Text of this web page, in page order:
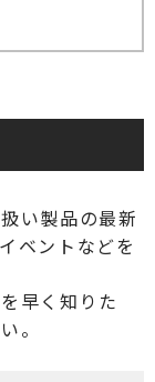
い製品の最新
ベントなどを
早く知りた
。